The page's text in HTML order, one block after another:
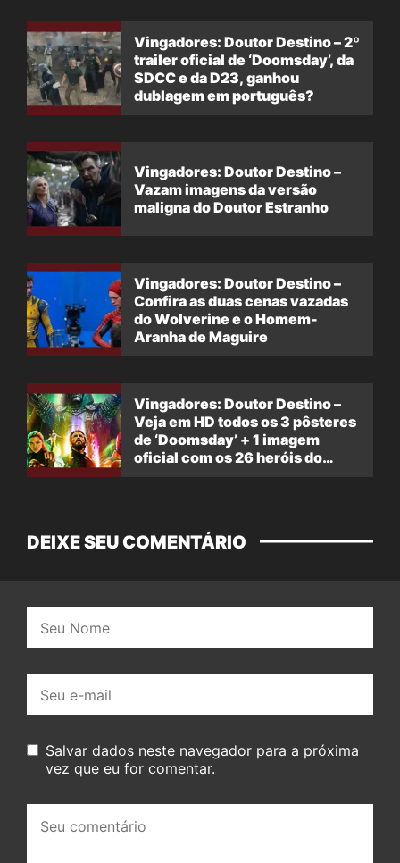
Vingadores: Doutor Destino – 2º
trailer oficial de ‘Doomsday’, da
SDCC e da D23, ganhou
dublagem em português?
Vingadores: Doutor Destino –
Vazam imagens da versão
maligna do Doutor Estranho
Vingadores: Doutor Destino –
Confira as duas cenas vazadas
do Wolverine e o Homem-
Aranha de Maguire
Vingadores: Doutor Destino –
Veja em HD todos os 3 pôsteres
de ‘Doomsday’ + 1 imagem
oficial com os 26 heróis do
DEIXE SEU COMENTÁRIO
mail:
Salvar dados neste navegador para a próxima
vez que eu for comentar.
comentário: